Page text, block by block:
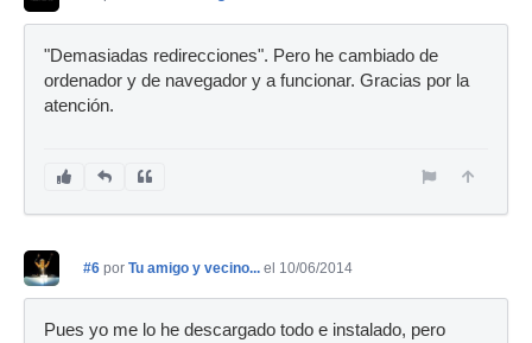
"Demasiadas redirecciones". Pero he cambiado de
ordenador y de navegador y a funcionar. Gracias por la
atención.
#6 por Tu amigo y vecino... el 10/06/2014
Pues yo me lo he descargado todo e instalado, pero